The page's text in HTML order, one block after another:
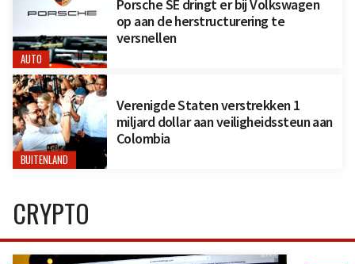
AUTO
Porsche SE dringt er bij Volkswagen
op aan de herstructurering te
versnellen
BUITENLAND
Verenigde Staten verstrekken 1
miljard dollar aan veiligheidssteun aan
Colombia
CRYPTO